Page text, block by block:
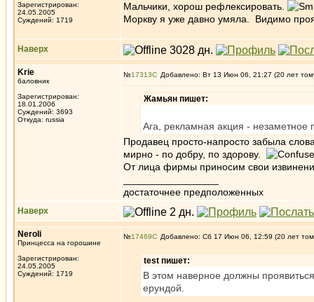
Зарегистрирован:
24.05.2005
Суждений: 1719
Мальчики, хорош рефлексировать.
Моркву я уже давно умяла. Видимо
Наверх
Krie
баловник
Зарегистрирован:
18.01.2006
Суждений: 3693
Откуда: russia
№17313 Добавлено: Вт 13 Июн 06, 21:27 (20 лет
Жамьян пишет:
Ага, рекламная акция -
Продавец просто-напросто забыла
мирно - по добру, по здорову.
От лица фирмы приносим свои
достаточнее предположенных
Наверх
Neroli
Принцесса на горошине
Зарегистрирован:
24.05.2005
Суждений: 1719
№17469 Добавлено: Сб 17 Июн 06, 12:59 (20 лет
test пишет:
В этом наверное должны
ерундой.